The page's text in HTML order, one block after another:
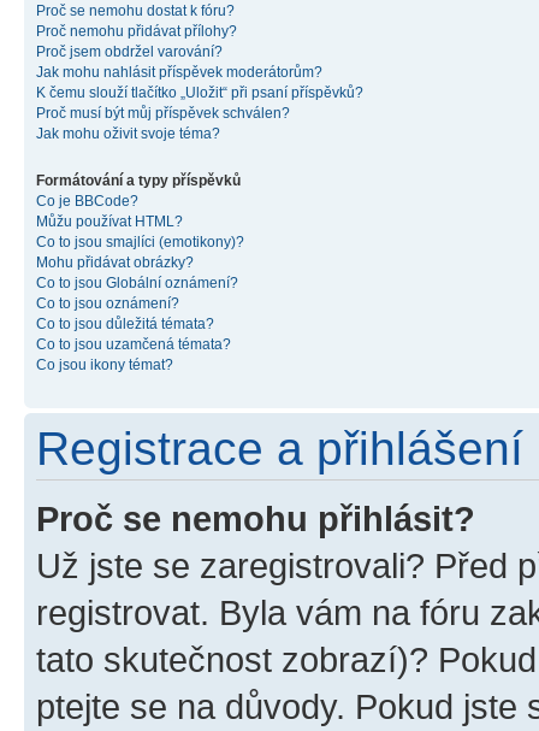
Proč se nemohu dostat k fóru?
Proč nemohu přidávat přílohy?
Proč jsem obdržel varování?
Jak mohu nahlásit příspěvek moderátorům?
K čemu slouží tlačítko „Uložit“ při psaní příspěvků?
Proč musí být můj příspěvek schválen?
Jak mohu oživit svoje téma?
Formátování a typy příspěvků
Co je BBCode?
Můžu používat HTML?
Co to jsou smajlíci (emotikony)?
Mohu přidávat obrázky?
Co to jsou Globální oznámení?
Co to jsou oznámení?
Co to jsou důležitá témata?
Co to jsou uzamčená témata?
Co jsou ikony témat?
Registrace a přihlášení
Proč se nemohu přihlásit?
Už jste se zaregistrovali? Před
registrovat. Byla vám na fóru
tato skutečnost zobrazí)?
ptejte se na důvody. Pokud jste